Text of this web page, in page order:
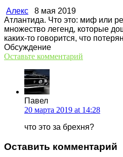
Алекс 8 мая 2019
Атлантида. Что это: миф или
множество легенд, которые
каких-то говорится, что
Обсуждение
Оставьте комментарий
Павел
20 марта 2019 at 14:28
что это за брехня?
Оставить комментарий